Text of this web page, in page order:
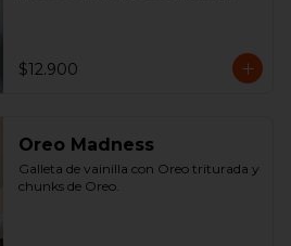
$12.900
Oreo Madness
Galleta de vainilla con Oreo triturada y
chunks de Oreo.